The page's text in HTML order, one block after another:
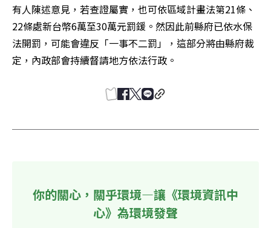
有人陳述意見，若查證屬實，也可依區域計畫法第21條、
22條處新台幣6萬至30萬元罰鍰。然因此前縣府已依水保
法開罰，可能會違反「一事不二罰」，這部分將由縣府裁
定，內政部會持續督請地方依法行政。
你的關心，關乎環境—讓《環境資訊中
心》為環境發聲